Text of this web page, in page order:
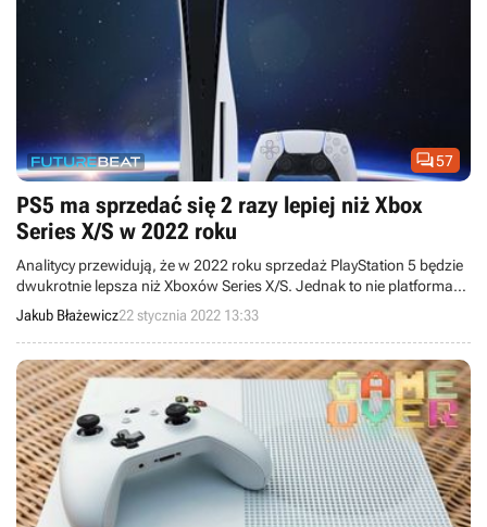
57
PS5 ma sprzedać się 2 razy lepiej niż Xbox
Series X/S w 2022 roku
Analitycy przewidują, że w 2022 roku sprzedaż PlayStation 5 będzie
dwukrotnie lepsza niż Xboxów Series X/S. Jednak to nie platforma
Sony będzie najpopularniejszą konsolą na rynku.
Jakub Błażewicz22 stycznia 2022 13:33